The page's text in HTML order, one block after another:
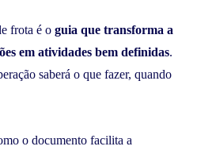
frota é o guia que transforma a
em atividades bem definidas.
saberá o que fazer, quando
o documento facilita a